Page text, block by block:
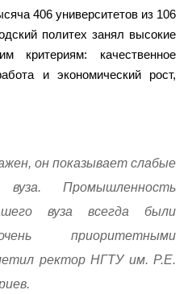
406 университетов из 106
политех занял высокие
критериям: качественное
и экономический рост,
он показывает слабые
Промышленность
вуза всегда были
приоритетными
ректор НГТУ им. Р.Е.